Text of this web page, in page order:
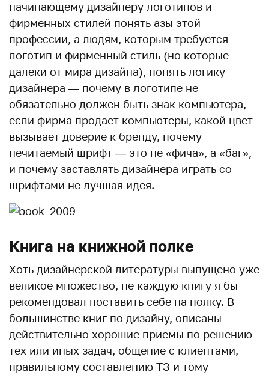
начинающему дизайнеру логотипов и
фирменных стилей понять азы этой
профессии, а людям, которым требуется
логотип и фирменный стиль (но которые
далеки от мира дизайна), понять логику
дизайнера — почему в логотипе не
обязательно должен быть знак компьютера,
если фирма продает компьютеры, какой цвет
вызывает доверие к бренду, почему
нечитаемый шрифт — это не «фича», а «баг»,
и почему заставлять дизайнера играть со
шрифтами не лучшая идея.
Книга на книжной полке
Хоть дизайнерской литературы выпущено уже
великое множество, не каждую книгу я бы
рекомендовал поставить себе на полку. В
большинстве книг по дизайну, описаны
действительно хорошие приемы по решению
тех или иных задач, общение с клиентами,
правильному составлению ТЗ и тому